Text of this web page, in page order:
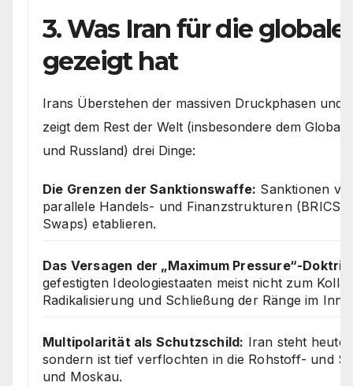
3. Was Iran für die
gezeigt hat
Irans Überstehen der massiven Druckphasen und
zeigt dem Rest der Welt (insbesondere dem
und Russland) drei Dinge:
Die Grenzen der Sanktionswaffe: Sanktionen
parallele Handels- und Finanzstrukturen (BRICS,
Swaps) etablieren.
Das Versagen der „Maximum Pressure“-
gefestigten Ideologiestaaten meist nicht zum
Radikalisierung und Schließung der Ränge im
Multipolarität als Schutzschild: Iran steht heute
sondern ist tief verflochten in die Rohstoff- und
und Moskau.